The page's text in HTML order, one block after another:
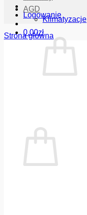
Logowanie
0.00zł
AGD
Klimatyzacje
Strona główna